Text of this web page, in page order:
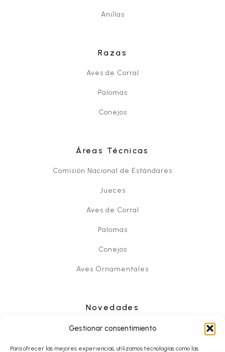
Gestionar consentimiento
Para ofrecer las mejores experiencias, utilizamos tecnologías como las
Anillas
Razas
Aves de Corral
Palomas
Conejos
Áreas Técnicas
Comisión Nacional de Estándares
Jueces
Aves de Corral
Palomas
Conejos
Aves Ornamentales
Novedades
Noticias
Eventos